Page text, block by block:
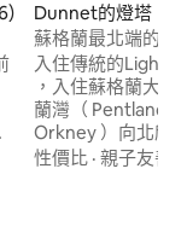
評價中獲得 5 的平
Dunnet的燈塔
蘇格蘭最北端的燈
入住傳統的
，入住蘇格蘭大陸最
蘭灣（ Pentland
Orkney ）向北欣
人（ Old Man of
性價比 ·親子友善